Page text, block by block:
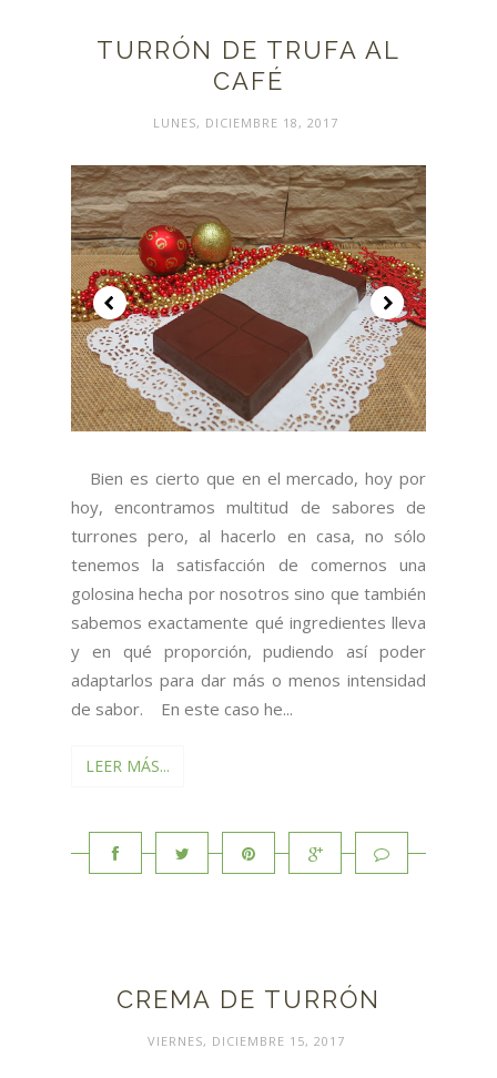
TURRÓN DE TRUFA AL
CAFÉ
LUNES, DICIEMBRE 18, 2017
Bien es cierto que en el mercado, hoy por
hoy, encontramos multitud de sabores de
turrones pero, al hacerlo en casa, no sólo
tenemos la satisfacción de comernos una
golosina hecha por nosotros sino que también
sabemos exactamente qué ingredientes lleva
y en qué proporción, pudiendo así poder
adaptarlos para dar más o menos intensidad
de sabor. En este caso he...
LEER MÁS...
CREMA DE TURRÓN
VIERNES, DICIEMBRE 15, 2017